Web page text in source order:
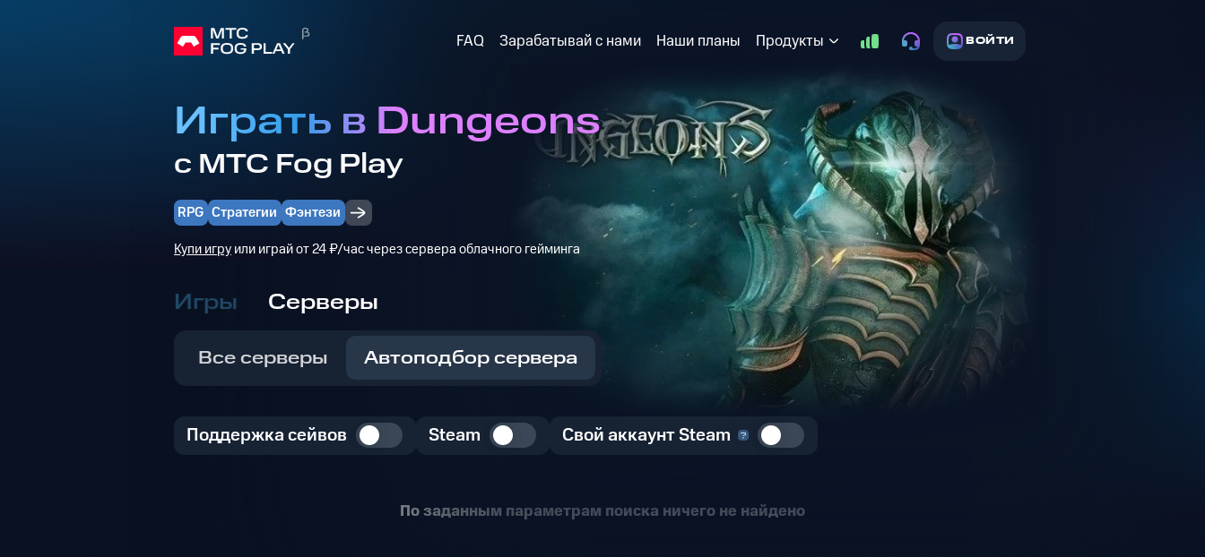
FAQ Зарабатывай с нами Наши планы Продукты ВОЙТИ
Играть в Dungeons
с МТС Fog Play
RPG Стратегии Фэнтези
Купи игруили играй от 24 ₽/час через сервера облачного гейминга
Игры Серверы
Все серверы Автоподбор сервера
Поддержка сейвов Steam Свой аккаунт Steam
По заданным параметрам поиска ничего не найдено